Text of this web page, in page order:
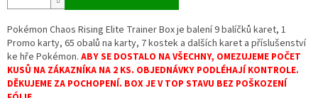
Pokémon Chaos Rising Elite Trainer Box je balení 9 balíčků karet, 1
Promo karty, 65 obalů na karty, 7 kostek a dalších karet a příslušenství
ke hře Pokémon. ABY SE DOSTALO NA VŠECHNY, OMEZUJEME POČET
KUSŮ NA ZÁKAZNÍKA NA 2 KS. OBJEDNÁVKY PODLÉHAJÍ KONTROLE.
DĚKUJEME ZA POCHOPENÍ. BOX JE V TOP STAVU BEZ POŠKOZENÍ